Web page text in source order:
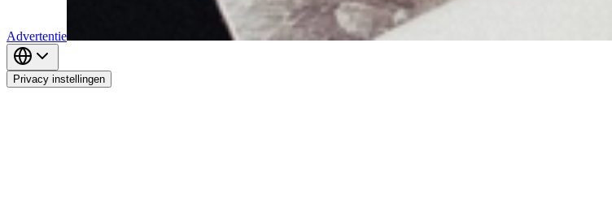
Advertentie
Privacy instellingen